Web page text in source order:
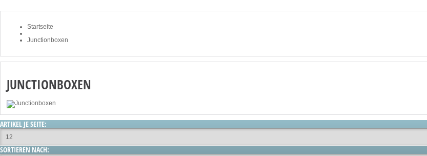
Startseite
Junctionboxen
JUNCTIONBOXEN
ARTIKEL JE SEITE:
SORTIEREN NACH: